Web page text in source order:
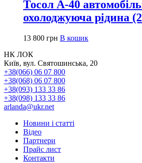
Тосол А-40
охолоджуюча рідина
13 800 грн В кошик
НК ЛОК
Київ, вул. Святошинська, 20
+38(066) 06 07 800
+38(068) 06 07 800
+38(093) 133 33 86
+38(098) 133 33 86
arlanda@ukr.net
Новини і статті
Відео
Партнери
Прайс лист
Контакти